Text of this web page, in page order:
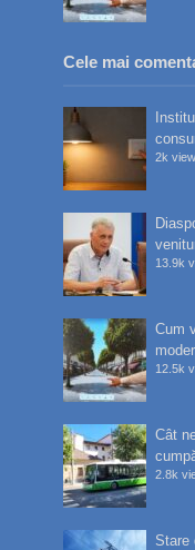
Cele mai
2k
13.9k
Cum
12.5k
Cât
2.8k
Stare